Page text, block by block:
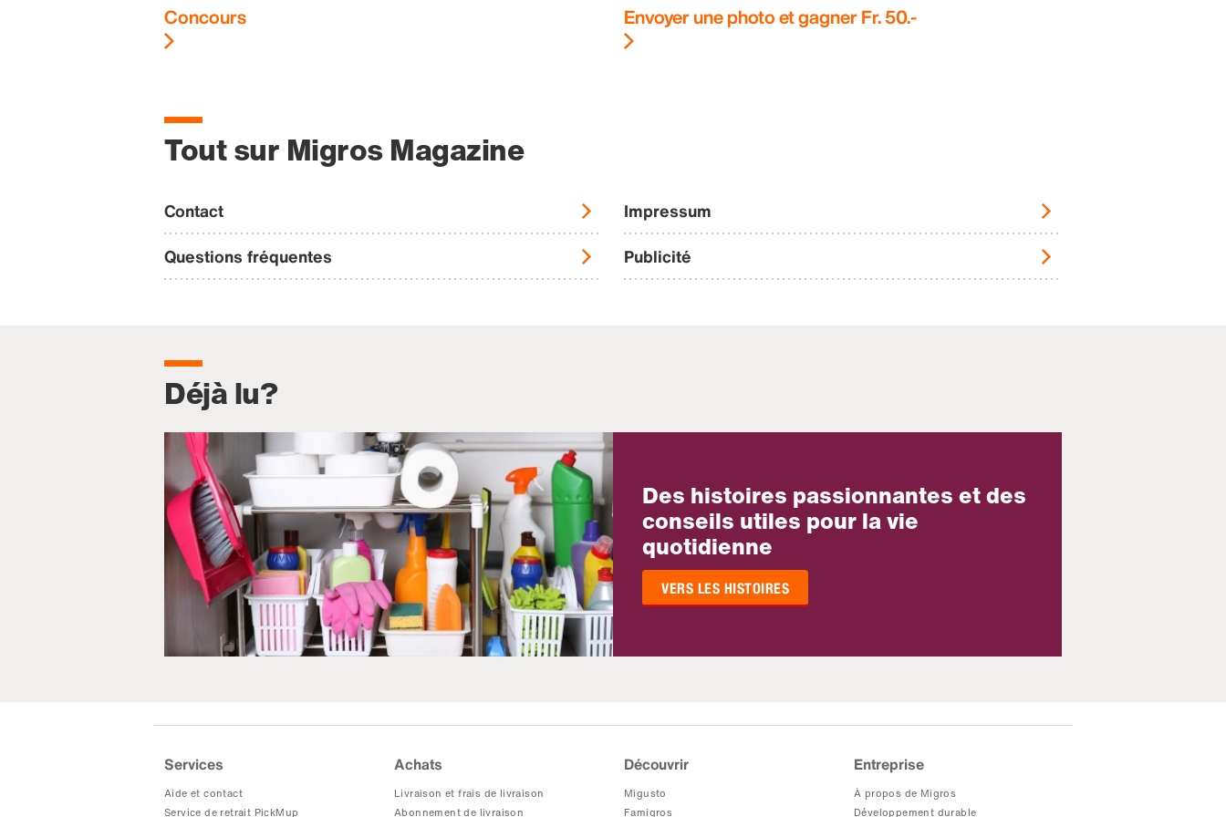
Concours Envoyer une photo et gagner Fr. 50.-
Tout sur Migros Magazine
Contact
Impressum
Questions fréquentes
Publicité
Déjà lu?
Des histoires passionnantes et des
conseils utiles pour la vie
quotidienne
VERS LES HISTOIRES
Services
Aide et contact
Service de retrait PickMup
Achats
Livraison et frais de livraison
Abonnement de livraison
Découvrir
Migusto
Famigros
Entreprise
À propos de Migros
Développement durable